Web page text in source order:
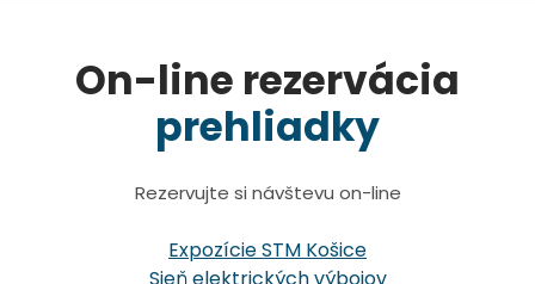
On-line rezervácia
prehliadky
Rezervujte si návštevu on-line
Expozície STM Košice